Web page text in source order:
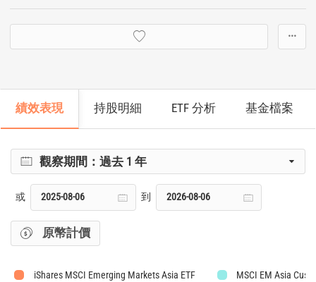
···
績效表現 持股明細 ETF 分析 基金檔案
觀察期間：過去 1 年
或 到
原幣計價
iShares MSCI Emerging Markets Asia ETF MSCI EM Asia